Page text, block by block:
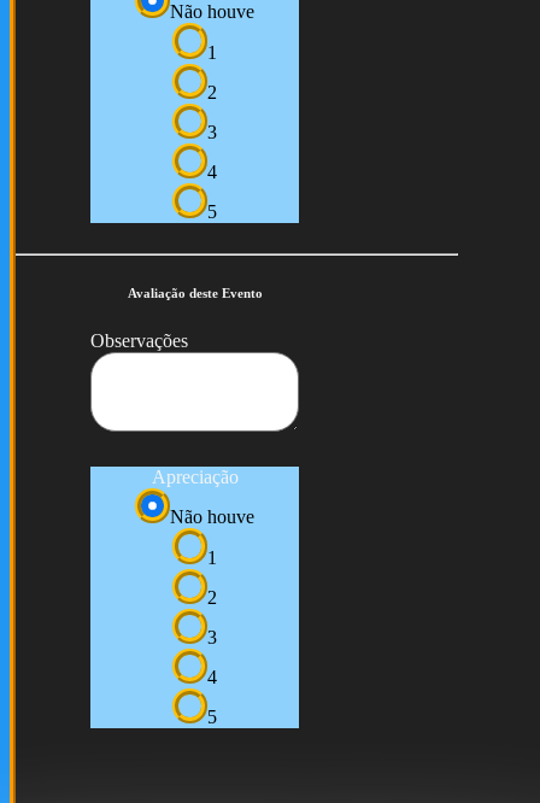
Não houve
1
2
3
4
5
Avaliação deste Evento
Observações
Apreciação
Não houve
1
2
3
4
5